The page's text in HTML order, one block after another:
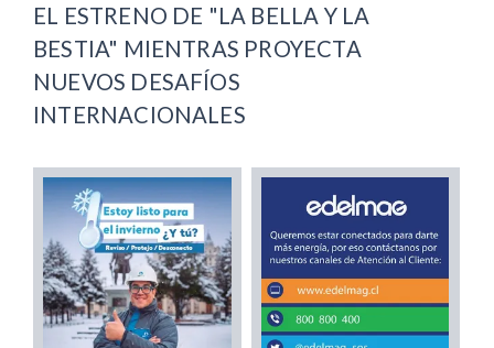
EL ESTRENO DE "LA BELLA Y LA
BESTIA" MIENTRAS PROYECTA
NUEVOS DESAFÍOS
INTERNACIONALES